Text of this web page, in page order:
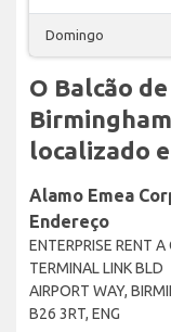
Domingo
O Balcão
localizado
Alamo Emea
Endereço
ENTERPRISE RENT A
TERMINAL LINK BLD
AIRPORT WAY,
B26 3RT, ENG